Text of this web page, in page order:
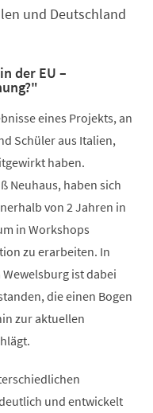
und Deutschland
der EU –
eines Projekts, an
Schüler aus Italien,
haben.
Neuhaus, haben sich
von 2 Jahren in
in Workshops
zu erarbeiten. In
ist dabei
die einen Bogen
zur aktuellen
und entwickelt